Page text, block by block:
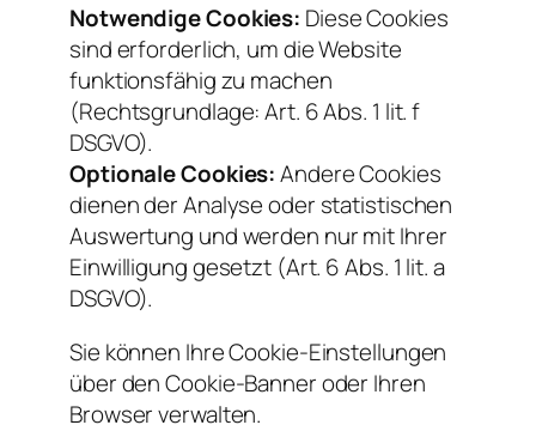
Notwendige Cookies: Diese Cookies
sind erforderlich, um die Website
funktionsfähig zu machen
(Rechtsgrundlage: Art. 6 Abs. 1 lit. f
DSGVO).
Optionale Cookies:Andere Cookies
dienen der Analyse oder statistischen
Auswertung und werden nur mit Ihrer
Einwilligung gesetzt (Art. 6 Abs. 1 lit. a
DSGVO).
Sie können Ihre Cookie-Einstellungen
über den Cookie-Banner oder Ihren
Browser verwalten.